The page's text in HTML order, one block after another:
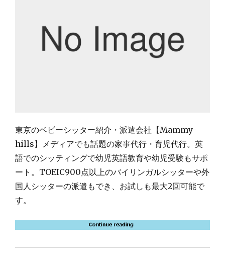
東京のベビーシッター紹介・派遣会社【Mammy-
hills】メディアでも話題の家事代行・育児代行。英
語でのシッティングで幼児英語教育や幼児受験もサポ
ート。TOEIC900点以上のバイリンガルシッターや外
国人シッターの派遣もでき、お試しも最大2回可能で
す。